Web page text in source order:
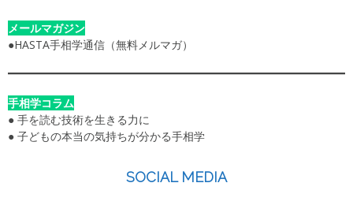
メールマガジン
●HASTA手相学通信（無料メルマガ）
手相学コラム
● 手を読む技術を生きる力に
● 子どもの本当の気持ちが分かる手相学
SOCIAL MEDIA